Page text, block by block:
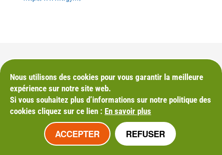
M'INSCRIRE À LA NEWSLETTER
Mentions légales
Plan du site
Nous utilisons des cookies pour vous garantir la meilleure
expérience sur notre site web.
Si vous souhaitez plus d’informations sur notre politique des
cookies cliquez sur ce lien : En savoir plus
ACCEPTER REFUSER